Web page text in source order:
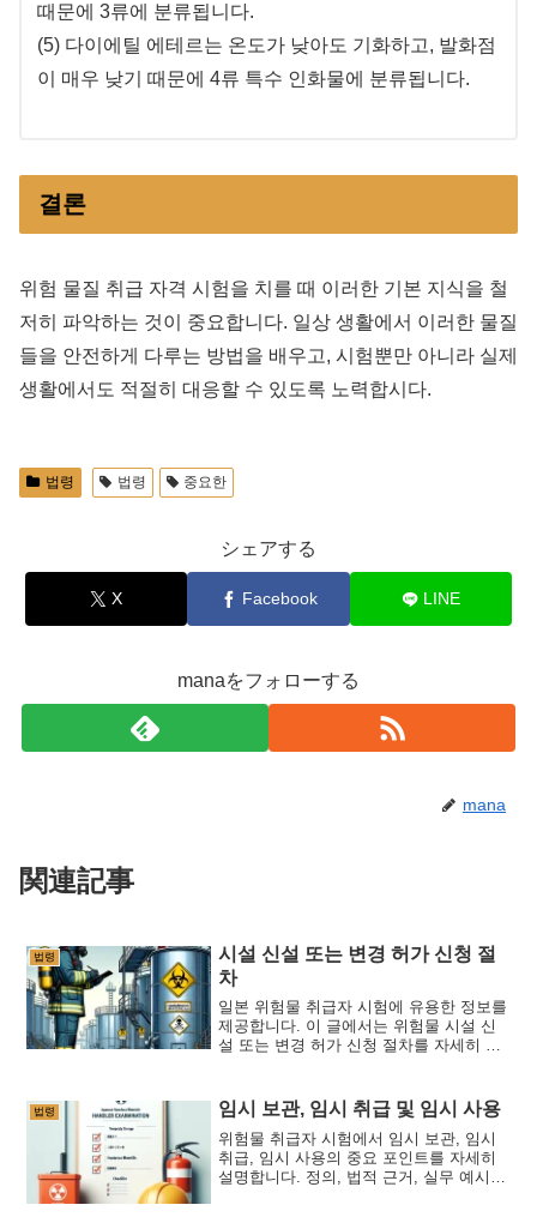
때문에 3류에 분류됩니다.
(5) 다이에틸 에테르는 온도가 낮아도 기화하고, 발화점
이 매우 낮기 때문에 4류 특수 인화물에 분류됩니다.
결론
위험 물질 취급 자격 시험을 치를 때 이러한 기본 지식을 철
저히 파악하는 것이 중요합니다. 일상 생활에서 이러한 물질
들을 안전하게 다루는 방법을 배우고, 시험뿐만 아니라 실제
생활에서도 적절히 대응할 수 있도록 노력합시다.
법령 법령 중요한
シェアする
X Facebook LINE
manaをフォローする
mana
関連記事
법령
시설 신설 또는 변경 허가 신청 절
차
일본 위험물 취급자 시험에 유용한 정보를
제공합니다. 이 글에서는 위험물 시설 신
설 또는 변경 허가 신청 절차를 자세히 설
법령 임시 보관, 임시 취급 및 임시 사용
위험물 취급자 시험에서 임시 보관, 임시
취급, 임시 사용의 중요 포인트를 자세히
설명합니다. 정의, 법적 근거, 실무 예시